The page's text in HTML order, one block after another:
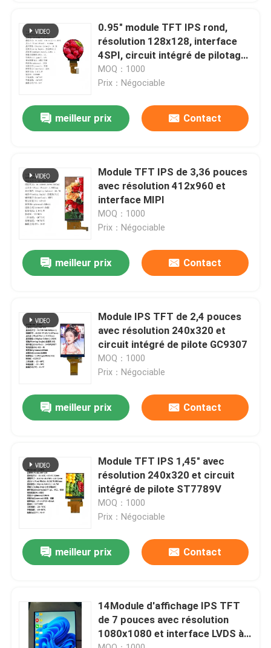
Produits
Exposition de VR
Visite d'usine
Contactez-nous
Demandez une citation
Affichage d'affichage à cristaux liquides TFT
0.95" module TFT IPS rond,
résolution 128x128, interface
4SPI, circuit intégré de pilotage
GC9D01N,16.7M, haute
définition
MOQ：1000
Prix：Négociable
meilleur prix Contact
Module TFT IPS de 3,36 pouces
avec résolution 412x960 et
interface MIPI
MOQ：1000
Prix：Négociable
meilleur prix Contact
Module IPS TFT de 2,4 pouces
avec résolution 240x320 et
circuit intégré de pilote GC9307
MOQ：1000
Prix：Négociable
meilleur prix Contact
Module TFT IPS 1,45" avec
résolution 240x320 et circuit
intégré de pilote ST7789V
MOQ：1000
Prix：Négociable
meilleur prix Contact
14Module d'affichage IPS TFT
de 7 pouces avec résolution
1080x1080 et interface LVDS à